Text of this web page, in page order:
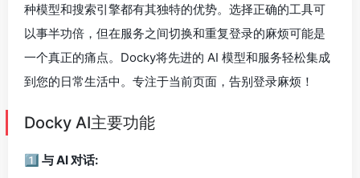
种模型和搜索引擎都有其独特的优势。选择正确的工具可
以事半功倍，但在服务之间切换和重复登录的麻烦可能是
一个真正的痛点。Docky将先进的 AI 模型和服务轻松集成
到您的日常生活中。专注于当前页面，告别登录麻烦！
Docky AI主要功能
1️⃣ 与 AI 对话: